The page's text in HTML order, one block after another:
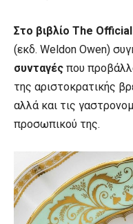
Στο βιβλίο The
(εκδ. Weldon Owen)
συνταγές που
της αριστοκρατικής
αλλά και τις
προσωπικού της.